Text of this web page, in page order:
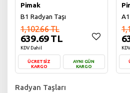
Pimak
B1 Radyan Taşı
1,102.66 TL
639.69 TL
KDV Dahil
ÜCRETSİZ
KARGO
AYNI GÜN
KARGO
Sepete Ekle
Radyan Taşları